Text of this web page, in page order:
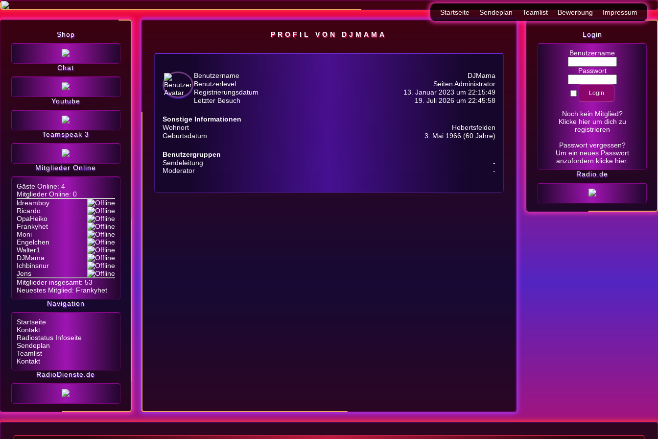
Startseite Sendeplan Teamlist Bewerbung Impressum
Shop
Chat
Youtube
Teamspeak 3
Mitglieder Online
Gäste Online: 4
Mitglieder Online: 0
ldreamboy
Ricardo
OpaHeiko
Frankyhet
Moni
Engelchen
Walter1
DJMama
Ichbinsnur
Jens
Mitglieder insgesamt: 53
Neuestes Mitglied: Frankyhet
Navigation
Startseite
Kontakt
Radiostatus Infoseite
Sendeplan
Teamlist
Kontakt
RadioDienste.de
PROFIL VON DJMAMA
Benutzername
DJMama
Benutzerlevel
Seiten Administrator
Registrierungsdatum
13. Januar 2023 um 22:15:49
Letzter Besuch
19. Juli 2026 um 22:45:58
Sonstige Informationen
Wohnort
Hebertsfelden
Geburtsdatum
3. Mai 1966 (60 Jahre)
Benutzergruppen
Sendeleitung
-
Moderator
-
Login
Benutzername
Passwort
Noch kein Mitglied?
Klicke hierum dich zu
registrieren
Passwort vergessen?
Um ein neues Passwort
anzufordern klicke hier.
Radio.de